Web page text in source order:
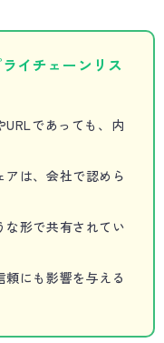
イチェーンリス
であっても、内
は、会社で認めら
な形で共有されてい
にも影響を与える